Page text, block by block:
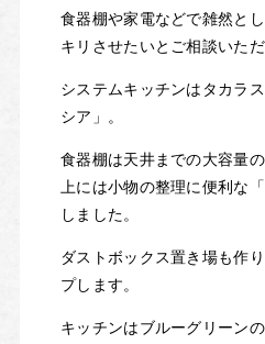
食器棚や家電などで雑然と
キリさせたいとご相談いただ
システムキッチンはタカラ
シア」。
食器棚は天井までの大容量
上には小物の整理に便利な
しました。
ダストボックス置き場も作
プします。
キッチンはブルーグリーン